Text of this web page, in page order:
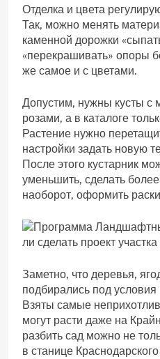
Отделка и цвета
Так, можно менять
каменной дорожки
«перекрашивать» опоры
же самое и с цветами.
Допустим, нужны кусты с
розами, а в каталоге
Растение нужно
настройки задать новую
После этого кустарник
уменьшить, сделать
наоборот, оформить
Заметно, что деревья,
подбирались под условия
Взяты самые
могут расти даже на
разбить сад можно не
в станице